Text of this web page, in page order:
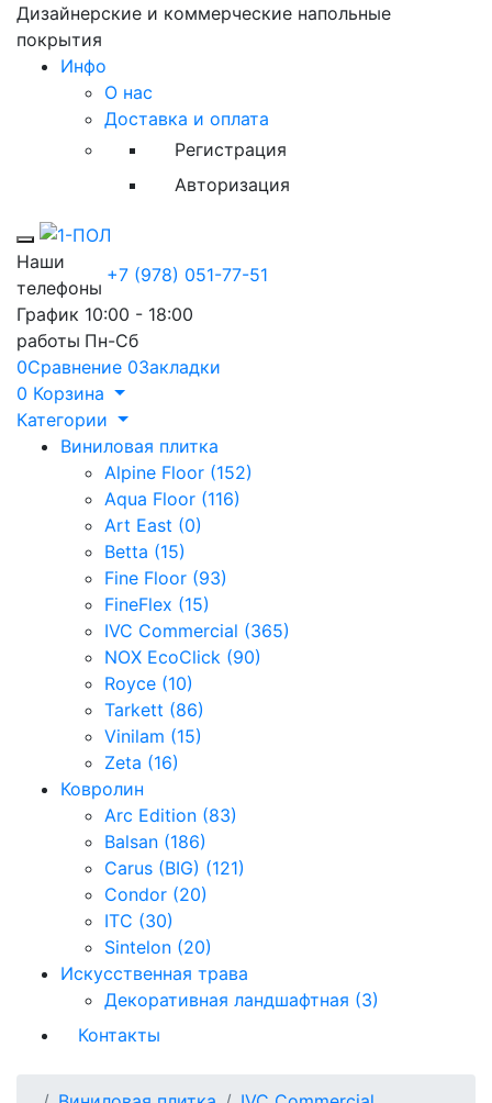
Дизайнерские и коммерческие напольные
покрытия
Инфо
О нас
Доставка и оплата
Регистрация
Авторизация
Toggle mobile menu
Наши
телефоны
+7 (978) 051-77-51
График
работы
10:00 - 18:00
Пн-Сб
0Сравнение 0Закладки
0 Корзина
Категории
Виниловая плитка
Alpine Floor (152)
Aqua Floor (116)
Art East (0)
Betta (15)
Fine Floor (93)
FineFlex (15)
IVC Commercial (365)
NOX EcoClick (90)
Royce (10)
Tarkett (86)
Vinilam (15)
Zeta (16)
Ковролин
Arc Edition (83)
Balsan (186)
Carus (BIG) (121)
Condor (20)
ITC (30)
Sintelon (20)
Искусственная трава
Декоративная ландшафтная (3)
Контакты